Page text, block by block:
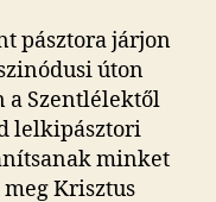
pásztora járjon
úton
a Szentlélektől
lelkipásztori
minket
Krisztus